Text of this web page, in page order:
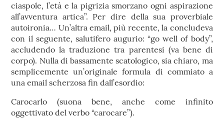
ciaspole, l’età e la pigrizia smorzano ogni aspirazione
all’avventura artica”. Per dire della sua proverbiale
autoironia… Un’altra email, più recente, la concludeva
con il seguente, salutifero augurio: “go well of body”,
accludendo la traduzione tra parentesi (va bene di
corpo). Nulla di bassamente scatologico, sia chiaro, ma
semplicemente un’originale formula di commiato a
una email scherzosa fin dall’esordio:
Carocarlo (suona bene, anche come infinito
oggettivato del verbo “carocare”).